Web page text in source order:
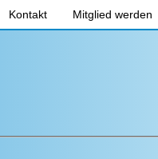
Kontakt Mitglied werden